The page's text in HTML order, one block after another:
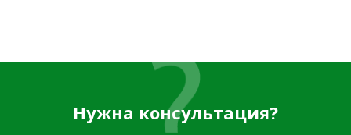
Нужна консультация?